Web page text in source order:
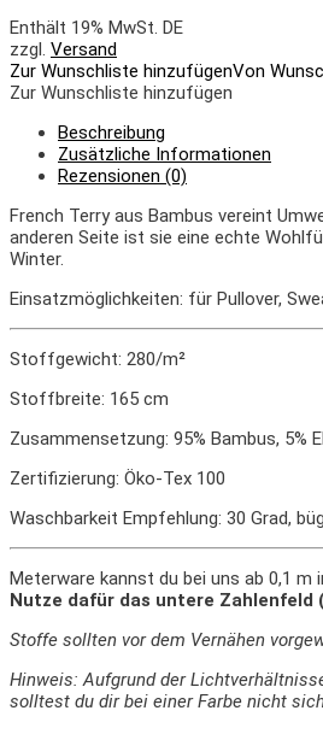
Enthält 19% MwSt. DE
zzgl. Versand
Zur Wunschliste hinzufügenVon
Zur Wunschliste hinzufügen
Beschreibung
Zusätzliche Informationen
Rezensionen (0)
French Terry aus Bambus vereint
anderen Seite ist sie eine echte
Winter.
Einsatzmöglichkeiten: für Pullover,
Stoffgewicht: 280/m²
Stoffbreite: 165 cm
Zusammensetzung: 95% Bambus, 5%
Zertifizierung: Öko-Tex 100
Waschbarkeit Empfehlung: 30 Grad,
Meterware kannst du bei uns ab 0,1 m
Nutze dafür das untere Zahlenfeld
Stoffe sollten vor dem Vernähen
Hinweis: Aufgrund der
solltest du dir bei einer Farbe nicht